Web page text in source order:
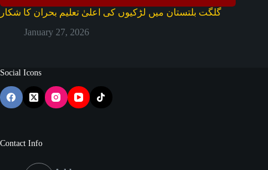
گلگت بلتستان میں لڑکیوں کی اعلیٰ تعلیم بحران کا شکار
January 27, 2026
Social Icons
Contact Info